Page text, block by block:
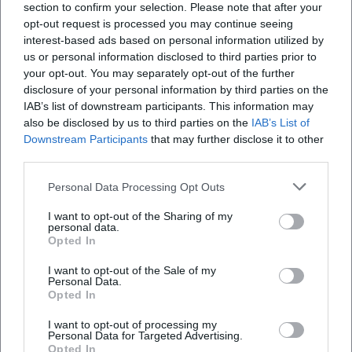
section to confirm your selection. Please note that after your
opt-out request is processed you may continue seeing
interest-based ads based on personal information utilized by
us or personal information disclosed to third parties prior to
your opt-out. You may separately opt-out of the further
disclosure of your personal information by third parties on the
IAB’s list of downstream participants. This information may
also be disclosed by us to third parties on the IAB’s List of
Downstream Participants that may further disclose it to other
Personal Data Processing Opt Outs
I want to opt-out of the Sharing of my
personal data.
Opted In
I want to opt-out of the Sale of my
Personal Data.
Opted In
I want to opt-out of processing my
Personal Data for Targeted Advertising.
Opted In
konkret benannten Termine. Für das Jahr 2026 sind
beim Brucksaler unter anderem folgende
Ausschankwochenenden genannt: 16. bis 19.
Januar, 20. bis 23. Februar, 20. bis 23. März, 17. bis 20.
April, der Feiertag 14. Mai, zusätzlich 15. bis 18. Mai, 19.
bis 22. Juni, 10. bis 13. Juli, der 1. August als
Sommerfest, 18. bis 21. September, 16. bis 19.
Oktober, 6. bis 9. November als Kirwa, 20. bis 23.
November sowie 18. bis 21. Dezember. Wer einen
Wochenendbesuch plant, sollte nachsehen, ob
rund um diese Zeit weitere Programmpunkte wie
stattfinden. Die Erfahrung zeigt, dass im Umfeld
der Ausschanktermine gerne zusätzliche
Highlights angesetzt werden, die das
Wirtshauserlebnis abrunden.
Eventstodl und Cafébar?
Wie viele Personen passen in den Eventstodl und
welche Ausstattung gibt es?
Gibt es Sitzplätze im Freien und einen
Biergarten?
Wie reise ich an und wo kann ich parken?
Wie kann ich buchen oder Kontakt aufnehmen?
Bewertungen